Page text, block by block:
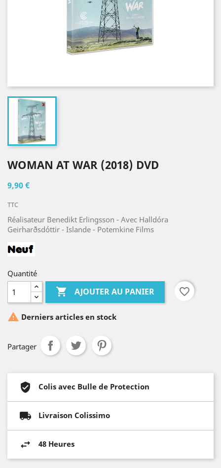
WOMAN AT WAR (2018) DVD
9,90 €
TTC
Réalisateur Benedikt Erlingsson - Avec Halldóra
Geirharðsdóttir - Islande - Potemkine Films
Quantité
 AJOUTER AU PANIER favorite_border
 Derniers articles en stock
Partager
Colis avec Bulle de Protection
Livraison Colissimo
48 Heures